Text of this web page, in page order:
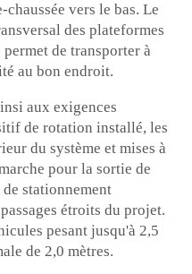
vers le bas. Le
des plateformes
de transporter à
au bon endroit.
aux exigences
de rotation installé, les
du système et mises à
pour la sortie de
stationnement
étroits du projet.
pesant jusqu'à 2,5
de 2,0 mètres.